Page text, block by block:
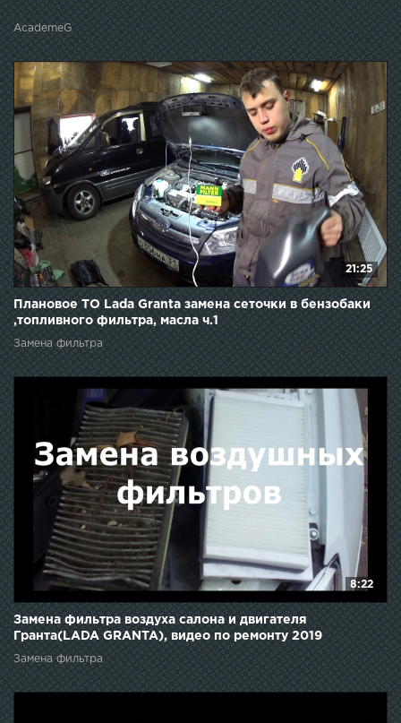
AcademeG
21:25
Плановое ТО Lada Granta замена сеточки в бензобаки
,топливного фильтра, масла ч.1
Замена фильтра
8:22
Замена фильтра воздуха салона и двигателя
Гранта(LADA GRANTA), видео по ремонту 2019
Замена фильтра